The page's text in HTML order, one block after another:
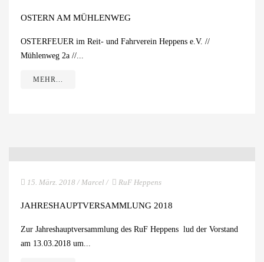
OSTERN AM MÜHLENWEG
OSTERFEUER im Reit- und Fahrverein Heppens e.V. //
Mühlenweg 2a //...
MEHR...
15. März. 2018 / Marcel / RuF Heppens
JAHRESHAUPTVERSAMMLUNG 2018
Zur Jahreshauptversammlung des RuF Heppens lud der Vorstand
am 13.03.2018 um...